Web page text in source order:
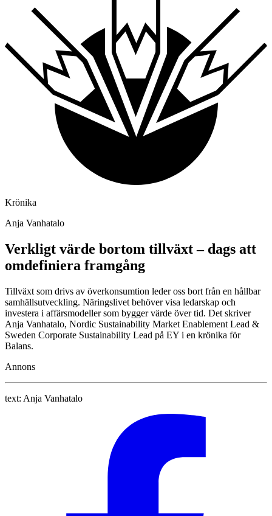
Krönika
Anja Vanhatalo
Verkligt värde bortom tillväxt – dags att
omdefiniera framgång
Tillväxt som drivs av överkonsumtion leder oss bort från en hållbar
samhällsutveckling. Näringslivet behöver visa ledarskap och
investera i affärsmodeller som bygger värde över tid. Det skriver
Anja Vanhatalo, Nordic Sustainability Market Enablement Lead &
Sweden Corporate Sustainability Lead på EY i en krönika för
Balans.
Annons
text: Anja Vanhatalo